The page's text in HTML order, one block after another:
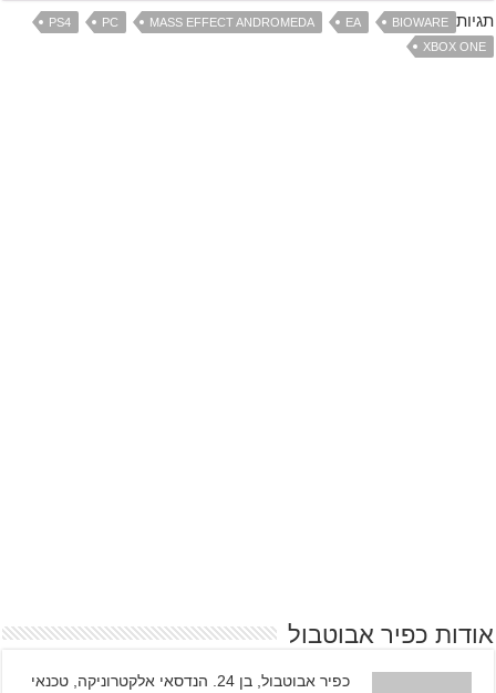
תגיות BIOWARE
EA
MASS EFFECT ANDROMEDA
PC
PS4
XBOX ONE
אודות כפיר אבוטבול
כפיר אבוטבול, בן 24. הנדסאי אלקטרוניקה, טכנאי